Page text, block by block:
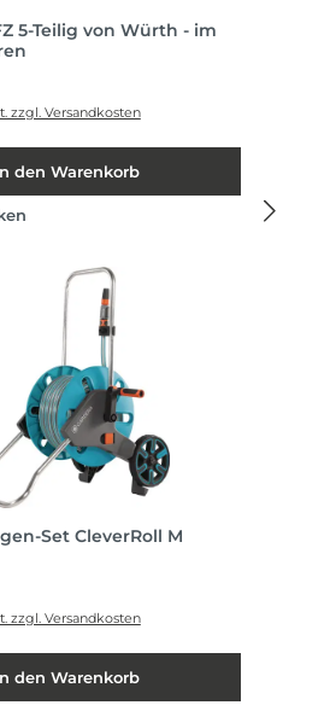
5-Teilig von Würth - im
zzgl. Versandkosten
den Warenkorb
Set CleverRoll M
zzgl. Versandkosten
den Warenkorb